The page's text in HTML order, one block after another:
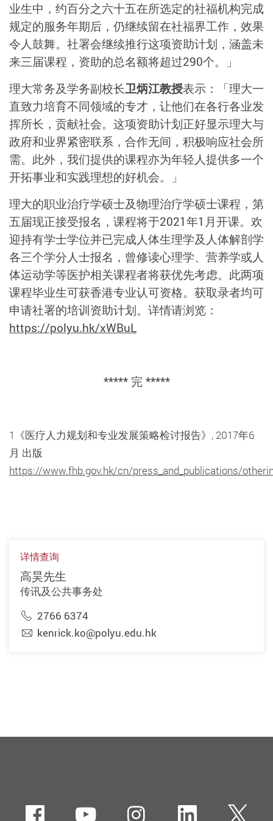
业生中，约百分之六十五在所选定的社福机构完成
规定的服务年期后，仍继续留在社福界工作，效果
令人鼓舞。社署会继续推行这项资助计划，涵盖未
来三届课程，资助的总名额将超过290个。」
理大常务及学务副校长卫炳江教授表示：「理大一
直致力培育不同领域的专才，让他们在各行各业发
挥所长，贡献社会。这项资助计划正好显示理大与
政府和业界紧密联系，合作无间，积极响应社会所
需。此外，我们提供的课程亦为年轻人提供多一个
开拓事业和实践理想的好机会。」
理大的职业治疗学硕士及物理治疗学硕士课程，第
五届现正接受报名，课程将于2021年1月开课。欢
迎持有学士学位并已完成人体生理学及人体解剖学
各三个学分人士报名，曾修读心理学、营养学或人
体运动学等医护相关课程者将获优先考虑。此两项
课程毕业生可获香港专业认可资格。获取录者均可
申请社署的培训资助计划。详情请浏览：
https://polyu.hk/xWBuL
***** 完 *****
1《医疗人力规划和专业发展策略检讨报告》, 2017年6
月 出版
https://www.fhb.gov.hk/cn/press_and_publications/
详情查询
高昊先生
传讯及公共事务处
2766 6374
kenrick.ko@polyu.edu.hk
FacebookYouTubeInstagramLinkedIn